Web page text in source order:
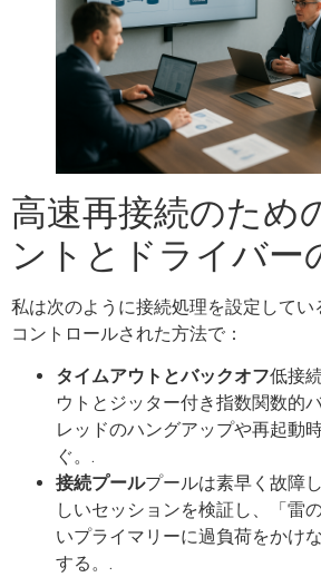
高速再接続のため
ントとドライバー
私は次のように接続処理を設定してい
コントロールされた方法で：
タイムアウトとバックオフ低接
ウトとジッター付き指数関数的
レッドのハングアップや再起動
ぐ。.
接続プールプールは素早く故障
しいセッションを検証し、「雷
いプライマリーに過負荷をかけ
する。.